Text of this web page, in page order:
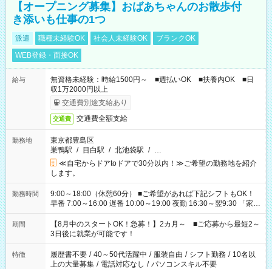
【オープニング募集】おばあちゃんのお散歩付
き添いも仕事の1つ
派遣 職種未経験OK 社会人未経験OK
ブランクOK
WEB登録・面接OK
給与
無資格未経験：時給1500円～ ■週払いOK ■扶養内OK ■日
収1万2000円以上
交通費別途支給あり
交通費 交通費全額支給
勤務地
東京都豊島区
巣鴨駅 / 目白駅 / 北池袋駅 / …
≪自宅からドアtoドアで30分以内！≫ご希望の勤務地を紹介
します。
勤務時間
9:00～18:00（休憩60分） ■ご希望があれば下記シフトもOK！
早番 7:00～16:00 遅番 10:00～19:00 夜勤 16:30～翌9:30 「家族
と休みを合わせたい」 「余裕を持って夕飯の準備がしたい」
「できれば残業はしたくない」 など、ご希望を教えてください
ね。 ※Wワーク希望の方へ 今ご覧のお仕事で希望する勤務時間
と、もう1つのお仕事の勤務時間。 合計で週40時間を超える場
合は応募できません。
期間
【8月中のスタートOK！急募！】2カ月～ ■ご応募から最短2～
3日後に就業が可能です！
特徴 履歴書不要 / 40～50代活躍中 / 服装自由 / シフト勤務 / 10名以
上の大量募集 / 電話対応なし / パソコンスキル不要